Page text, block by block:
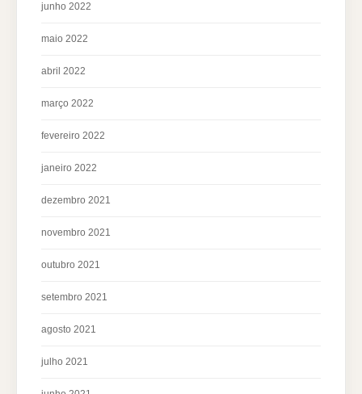
junho 2022
maio 2022
abril 2022
março 2022
fevereiro 2022
janeiro 2022
dezembro 2021
novembro 2021
outubro 2021
setembro 2021
agosto 2021
julho 2021